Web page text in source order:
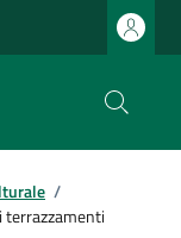
/
terrazzamenti